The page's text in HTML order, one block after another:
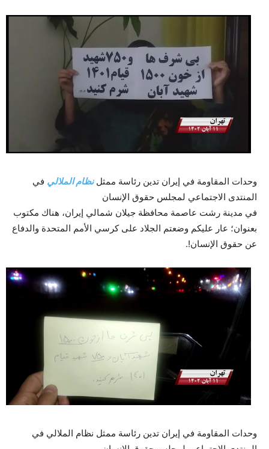
وحدات المقاومة في إيران تدين رئاسة ممثلنظام الملالي في
المنتدى الاجتماعي لمجلس حقوق الإنسان
في مدينة رشت عاصمة محافظة جيلان شمالي إيران، هناك مكتوب
بعنوان؛ عار عليكم وضعتم الجلاد على كرسي الأمم المتحدة والدفاع
عن حقوق الإنسان!.
وحدات المقاومة في إيران تدين رئاسة ممثل نظام الملالي في